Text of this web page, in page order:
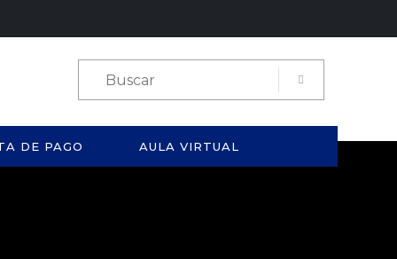
DE PAGO AULA VIRTUAL